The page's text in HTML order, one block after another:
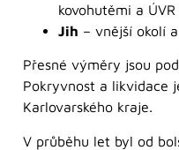
kovohutěmi a
Jih – vnější okolí
Přesné výměry jsou
Pokryvnost a likvidace
Karlovarského kraje.
V průběhu let byl od